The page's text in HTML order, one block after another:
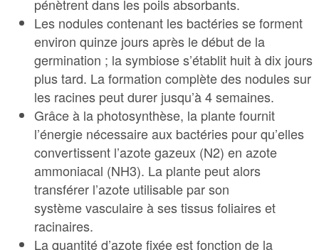
pénètrent dans les poils absorbants.
Les nodules contenant les bactéries se forment
environ quinze jours après le début de la
germination ; la symbiose s’établit huit à dix jours
plus tard. La formation complète des nodules sur
les racines peut durer jusqu’à 4 semaines.
Grâce à la photosynthèse, la plante fournit
l’énergie nécessaire aux bactéries pour qu’elles
convertissent l’azote gazeux (N2) en azote
ammoniacal (NH3). La plante peut alors
transférer l’azote utilisable par son
système vasculaire à ses tissus foliaires et
racinaires.
La quantité d’azote fixée est fonction de la